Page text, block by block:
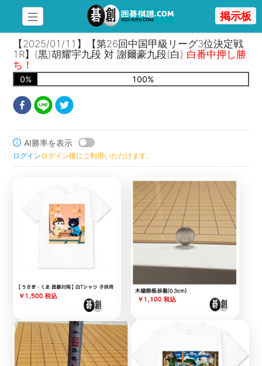
掲示板
【2025/01/11】【第26回中国甲級リーグ3位決定戦
1R】(黒)胡耀宇九段 対 謝爾豪九段(白) 白番中押し勝
ち！
0% 100%
AI勝率を表示
ログイン ログイン後にご利用いただけます。